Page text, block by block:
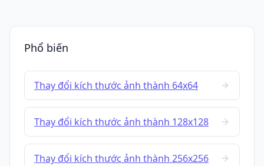
Phổ biến
Thay đổi kích thước ảnh thành 64x64
Thay đổi kích thước ảnh thành 128x128
Thay đổi kích thước ảnh thành 256x256